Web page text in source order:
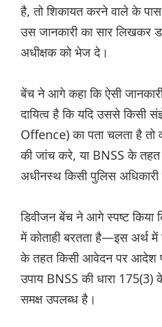
है, तो शिकायत करने वाले के
उस जानकारी का सार लिखकर
अधीक्षक को भेज दे।
बेंच ने आगे कहा कि ऐसी
दायित्व है कि यदि उससे किसी
Offence) का पता चलता है तो
की जांच करे, या BNSS के तहत
अधीनस्थ किसी पुलिस
डिवीजन बेंच ने आगे स्पष्ट किया
में कोताही बरतता है—इस अर्थ
के तहत किसी आवेदन पर आदेश
उपाय BNSS की धारा
समक्ष उपलब्ध है।